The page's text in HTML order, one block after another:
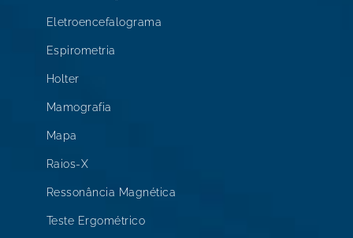
Eletroencefalograma
Espirometria
Holter
Mamografia
Mapa
Raios-X
Ressonância Magnética
Teste Ergométrico